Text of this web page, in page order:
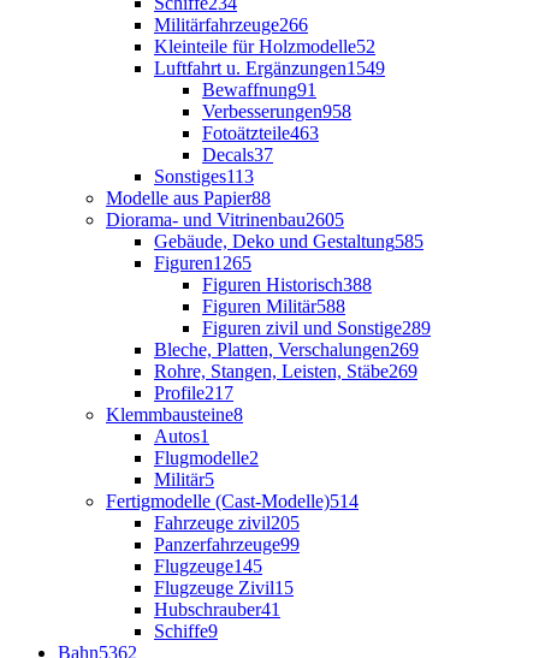
Militärfahrzeuge266
Kleinteile für Holzmodelle52
Luftfahrt u. Ergänzungen1549
Bewaffnung91
Verbesserungen958
Fotoätzteile463
Decals37
Sonstiges113
Modelle aus Papier88
Diorama- und Vitrinenbau2605
Gebäude, Deko und Gestaltung585
Figuren1265
Figuren Historisch388
Figuren Militär588
Figuren zivil und Sonstige289
Bleche, Platten, Verschalungen269
Rohre, Stangen, Leisten, Stäbe269
Profile217
Klemmbausteine8
Autos1
Flugmodelle2
Militär5
Fertigmodelle (Cast-Modelle)514
Fahrzeuge zivil205
Panzerfahrzeuge99
Flugzeuge145
Flugzeuge Zivil15
Hubschrauber41
Schiffe9
Bahn5362